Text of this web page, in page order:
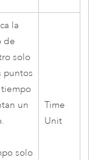
la
de
solo
puntos
un
solo
Time
Unit